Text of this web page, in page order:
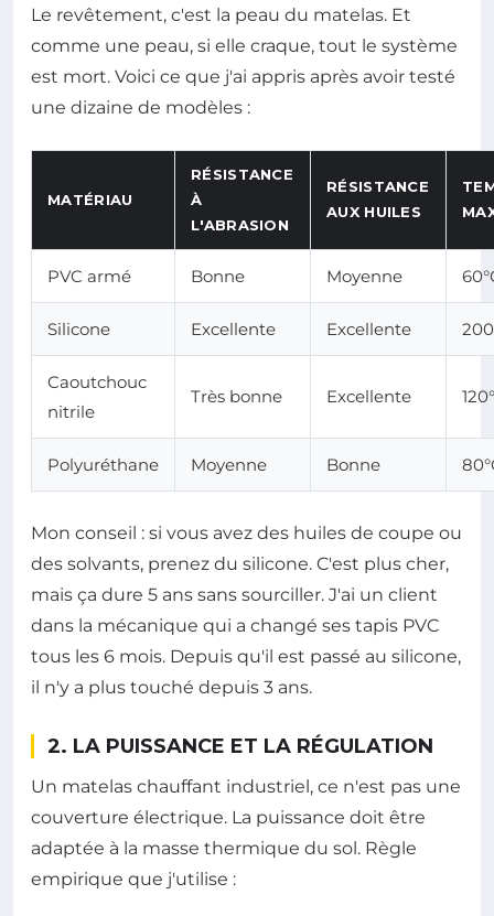
Le revêtement, c'est la peau du matelas. Et
comme une peau, si elle craque, tout le système
est mort. Voici ce que j'ai appris après avoir testé
une dizaine de modèles :
MATÉRIAU
RÉSISTANCE
À
L'ABRASION
RÉSISTANCE
AUX HUILES
PVC armé Bonne Moyenne
Silicone Excellente Excellente
Caoutchouc
nitrile
Très bonne Excellente
Polyuréthane Moyenne Bonne
Mon conseil : si vous avez des huiles de coupe ou
des solvants, prenez du silicone. C'est plus cher,
mais ça dure 5 ans sans sourciller. J'ai un client
dans la mécanique qui a changé ses tapis PVC
tous les 6 mois. Depuis qu'il est passé au silicone,
il n'y a plus touché depuis 3 ans.
2. LA PUISSANCE ET LA RÉGULATION
Un matelas chauffant industriel, ce n'est pas une
couverture électrique. La puissance doit être
adaptée à la masse thermique du sol. Règle
empirique que j'utilise :